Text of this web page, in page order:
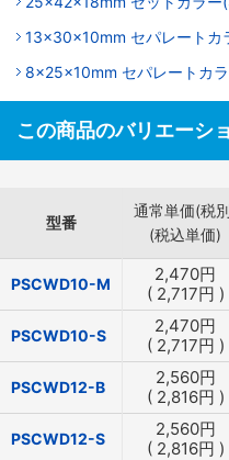
13x30x10mm セパレートカ
8x25x10mm セパレートカ
この商品のバリエーシ
型番
通常単価(税
(税込単価)
PSCWD10-M 2,470円
( 2,717円 )
PSCWD10-S 2,470円
( 2,717円 )
PSCWD12-B 2,560円
( 2,816円 )
PSCWD12-S 2,560円
( 2,816円 )